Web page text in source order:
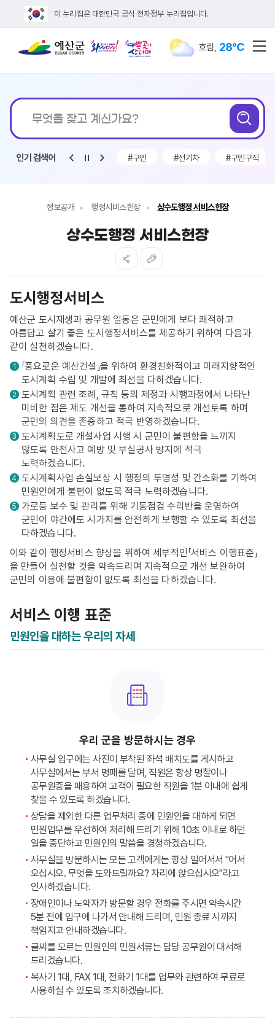
이 누리집은 대한민국 공식 전자정부 누리집입니다.
흐림, 28℃
통합검색
찾고
계신가요?
검
인기 검색어
기차보조금 #인사발령 #구인 #전기차 #구인구직
정보공개 행정서비스헌장 상수도행정 서비스헌장
상수도행정 서비스헌장
도시행정서비스
예산군 도시재생과 공무원 일동은 군민에게 보다 쾌적하고
아름답고 살기 좋은 도시행정서비스를 제공하기 위하여 다음과
같이 실천하겠습니다.
1
「풍요로운 예산건설」을 위하여 환경친화적이고 미래지향적인
도시계획 수립 및 개발에 최선을 다하겠습니다.
2
도시계획 관련 조례, 규칙 등의 제정과 시행과정에서 나타난
미비한 점은 제도 개선을 통하여 지속적으로 개선토록 하며
군민의 의견을 존중하고 적극 반영하겠습니다.
3
도시계획도로 개설사업 시행 시 군민이 불편함을 느끼지
않도록 안전사고 예방 및 부실공사 방지에 적극
노력하겠습니다.
4
도시계획사업 손실보상 시 행정의 투명성 및 간소화를 기하여
민원인에게 불편이 없도록 적극 노력하겠습니다.
5
가로등 보수 및 관리를 위해 기동점검 수리반을 운영하여
군민이 야간에도 시가지를 안전하게 보행할 수 있도록 최선을
다하겠습니다.
이와 같이 행정서비스 향상을 위하여 세부적인「서비스 이행표준」
을 만들어 실천할 것을 약속드리며 지속적으로 개선 보완하여
군민의 이용에 불편함이 없도록 최선을 다하겠습니다.
서비스 이행 표준
민원인을 대하는 우리의 자세
우리 군을 방문하시는 경우
사무실 입구에는 사진이 부착된 좌석 배치도를 게시하고
사무실에서는 부서 명패를 달며, 직원은 항상 명찰이나
공무원증을 패용하여 고객이 필요한 직원을 1분 이내에 쉽게
찾을 수 있도록 하겠습니다.
상담을 제외한 다른 업무처리 중에 민원인을 대하게 되면
민원업무를 우선하여 처리해 드리기 위해 10초 이내로 하던
일을 중단하고 민원인의 말씀을 경청하겠습니다.
사무실을 방문하시는 모든 고객에게는 항상 일어서서 "어서
오십시오. 무엇을 도와드릴까요? 자리에 앉으십시오"라고
인사하겠습니다.
장애인이나 노약자가 방문할 경우 전화를 주시면 약속시간
5분 전에 입구에 나가서 안내해 드리며, 민원 종료 시까지
책임지고 안내하겠습니다.
글씨를 모르는 민원인의 민원서류는 담당 공무원이 대서해
드리겠습니다.
복사기 1대, FAX 1대, 전화기 1대를 업무와 관련하여 무료로
사용하실 수 있도록 조치하겠습니다.